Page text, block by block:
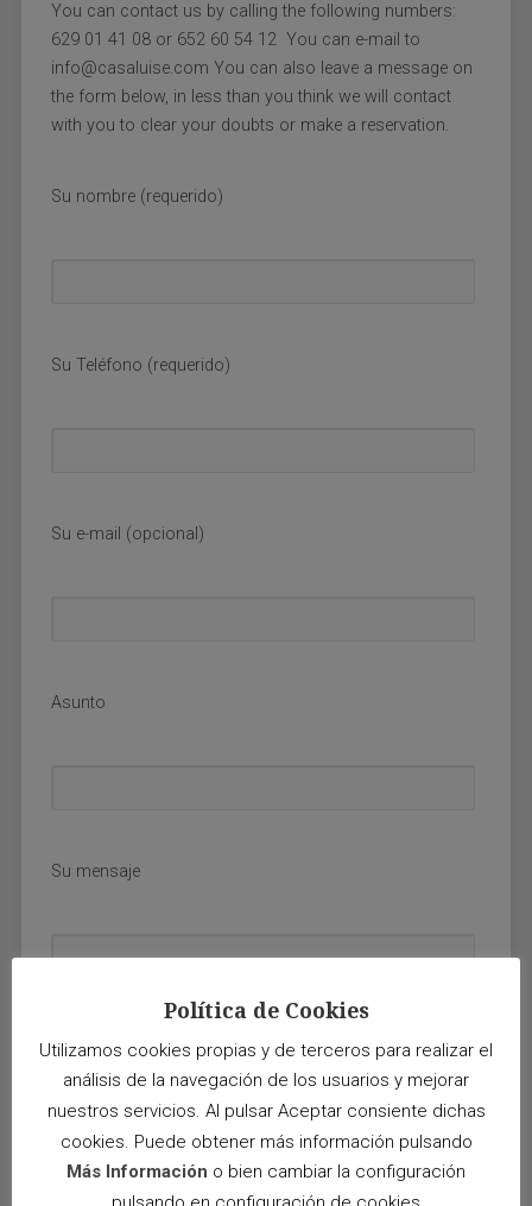
You can contact us by calling the following numbers:
629 01 41 08 or 652 60 54 12 You can e-mail to
info@casaluise.com You can also leave a message on
the form below, in less than you think we will contact
with you to clear your doubts or make a reservation.
Su nombre (requerido)
Su Teléfono (requerido)
Su e-mail (opcional)
Asunto
Su mensaje
Política de Cookies
Utilizamos cookies propias y de terceros para realizar el
análisis de la navegación de los usuarios y mejorar
nuestros servicios. Al pulsar Aceptar consiente dichas
cookies. Puede obtener más información pulsando
Más Información o bien cambiar la configuración